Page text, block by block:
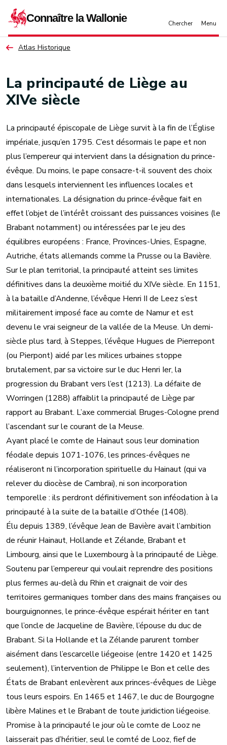
Atlas Historique
La principauté de Liège au
XIVe siècle
La principauté épiscopale de Liège survit à la fin de l’Église
impériale, jusqu’en 1795. C’est désormais le pape et non
plus l’empereur qui intervient dans la désignation du prince-
évêque. Du moins, le pape consacre-t-il souvent des choix
dans lesquels interviennent les influences locales et
internationales. La désignation du prince-évêque fait en
effet l’objet de l’intérêt croissant des puissances voisines (le
Brabant notamment) ou intéressées par le jeu des
équilibres européens : France, Provinces-Unies, Espagne,
Autriche, états allemands comme la Prusse ou la Bavière.
Sur le plan territorial, la principauté atteint ses limites
définitives dans la deuxième moitié du XIVe siècle. En 1151,
à la bataille d’Andenne, l’évêque Henri II de Leez s’est
militairement imposé face au comte de Namur et est
devenu le vrai seigneur de la vallée de la Meuse. Un demi-
siècle plus tard, à Steppes, l’évêque Hugues de Pierrepont
(ou Pierpont) aidé par les milices urbaines stoppe
brutalement, par sa victoire sur le duc Henri Ier, la
progression du Brabant vers l’est (1213). La défaite de
Worringen (1288) affaiblit la principauté de Liège par
rapport au Brabant. L’axe commercial Bruges-Cologne prend
l’ascendant sur le courant de la Meuse.
Ayant placé le comte de Hainaut sous leur domination
féodale depuis 1071-1076, les princes-évêques ne
réaliseront ni l’incorporation spirituelle du Hainaut (qui va
relever du diocèse de Cambrai), ni son incorporation
temporelle : ils perdront définitivement son inféodation à la
principauté à la suite de la bataille d’Othée (1408).
Élu depuis 1389, l’évêque Jean de Bavière avait l’ambition
de réunir Hainaut, Hollande et Zélande, Brabant et
Limbourg, ainsi que le Luxembourg à la principauté de Liège.
Soutenu par l’empereur qui voulait reprendre des positions
plus fermes au-delà du Rhin et craignait de voir des
territoires germaniques tomber dans des mains françaises ou
bourguignonnes, le prince-évêque espérait hériter en tant
que l’oncle de Jacqueline de Bavière, l’épouse du duc de
Brabant. Si la Hollande et la Zélande parurent tomber
aisément dans l’escarcelle liégeoise (entre 1420 et 1425
seulement), l’intervention de Philippe le Bon et celle des
États de Brabant enlevèrent aux princes-évêques de Liège
tous leurs espoirs. En 1465 et 1467, le duc de Bourgogne
libère Malines et le Brabant de toute juridiction liégeoise.
Promise à la principauté le jour où le comte de Looz ne
laisserait pas d’héritier, seul le comté de Looz, fief de